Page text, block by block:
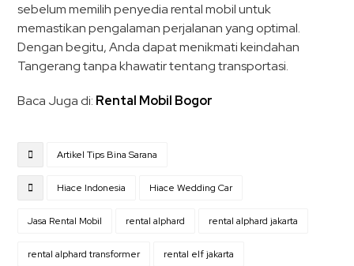
sebelum memilih penyedia rental mobil untuk
memastikan pengalaman perjalanan yang optimal.
Dengan begitu, Anda dapat menikmati keindahan
Tangerang tanpa khawatir tentang transportasi.
Baca Juga di: Rental Mobil Bogor
Artikel Tips Bina Sarana
Hiace Indonesia Hiace Wedding Car
Jasa Rental Mobil rental alphard rental alphard jakarta
rental alphard transformer rental elf jakarta